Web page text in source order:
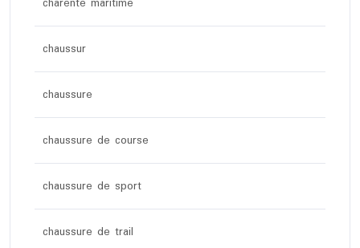
chaussur
chaussure
chaussure de course
chaussure de sport
chaussure de trail